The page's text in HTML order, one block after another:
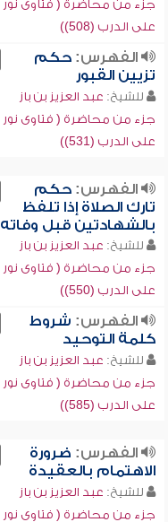
جزء من محاضرة ( فتاوى نور
على الدرب (508))
الفهرس:حكم
تزيين القبور
للشيخ: عبد العزيز بن باز
جزء من محاضرة ( فتاوى نور
على الدرب (531))
الفهرس:حكم
تارك الصلاة إذا تلفظ
بالشهادتين قبل وفاته
للشيخ: عبد العزيز بن باز
جزء من محاضرة ( فتاوى نور
على الدرب (550))
الفهرس: شروط
كلمة التوحيد
للشيخ: عبد العزيز بن باز
جزء من محاضرة ( فتاوى نور
على الدرب (585))
الفهرس: ضرورة
الاهتمام بالعقيدة
للشيخ: عبد العزيز بن باز
جزء من محاضرة ( فتاوى نور